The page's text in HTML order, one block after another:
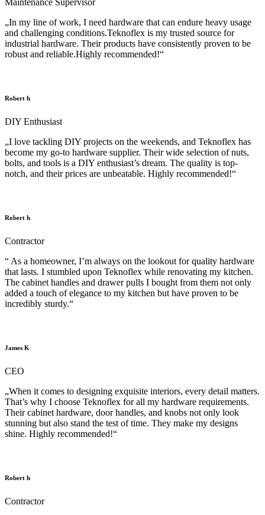
Maintenance Supervisor
„In my line of work, I need hardware that can endure heavy usage
and challenging conditions.Teknoflex is my trusted source for
industrial hardware. Their products have consistently proven to be
robust and reliable.Highly recommended!“
Robert h
DIY Enthusiast
„I love tackling DIY projects on the weekends, and Teknoflex has
become my go-to hardware supplier. Their wide selection of nuts,
bolts, and tools is a DIY enthusiast’s dream. The quality is top-
notch, and their prices are unbeatable. Highly recommended!“
Robert h
Contractor
“ As a homeowner, I’m always on the lookout for quality hardware
that lasts. I stumbled upon Teknoflex while renovating my kitchen.
The cabinet handles and drawer pulls I bought from them not only
added a touch of elegance to my kitchen but have proven to be
incredibly sturdy.“
James K
CEO
„When it comes to designing exquisite interiors, every detail matters.
That’s why I choose Teknoflex for all my hardware requirements.
Their cabinet hardware, door handles, and knobs not only look
stunning but also stand the test of time. They make my designs
shine. Highly recommended!“
Robert h
Contractor